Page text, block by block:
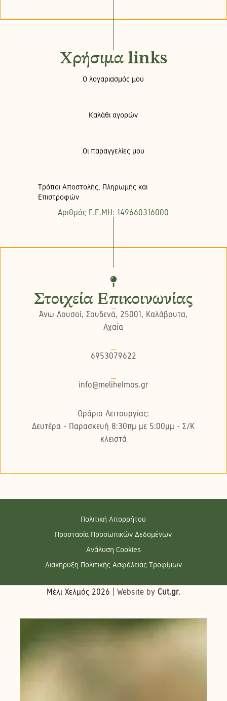
Χρήσιμα links
Ο λογαριασμός μου
Καλάθι αγορών
Οι παραγγελίες μου
Τρόποι Αποστολής, Πληρωμής και
Επιστροφών
Αριθμός Γ.Ε.ΜΗ: 149660316000
Στοιχεία Επικοινωνίας
Άνω Λουσοί, Σουδενά, 25001, Καλάβρυτα,
Αχαΐα
6953079622
info@melihelmos.gr
Ωράριο Λειτουργίας:
Δευτέρα - Παρασκευή 8:30πμ με 5:00μμ - Σ/K
κλειστά
Πολιτική Απορρήτου
Προστασία Προσωπικών Δεδομένων
Ανάλυση Cookies
Διακήρυξη Πολιτικής Ασφάλειας Τροφίμων
Μέλι Χελμός 2026 | Website by Cut.gr.